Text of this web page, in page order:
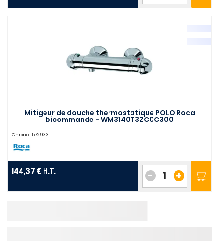
Mitigeur de douche thermostatique POLO Roca
bicommande - WM3140T3ZC0C300
Chrono : 572933
144,37 € H.T. +
-